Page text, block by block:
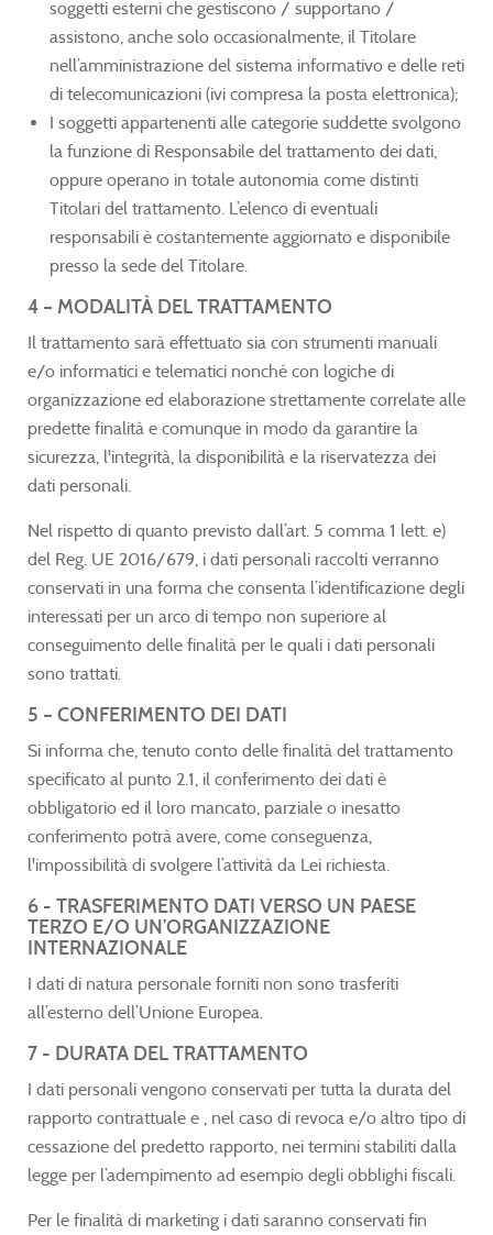
soggetti esterni che gestiscono / supportano /
assistono, anche solo occasionalmente, il Titolare
nell’amministrazione del sistema informativo e delle reti
di telecomunicazioni (ivi compresa la posta elettronica);
I soggetti appartenenti alle categorie suddette svolgono
la funzione di Responsabile del trattamento dei dati,
oppure operano in totale autonomia come distinti
Titolari del trattamento. L’elenco di eventuali
responsabili è costantemente aggiornato e disponibile
presso la sede del Titolare.
4 – MODALITÀ DEL TRATTAMENTO
Il trattamento sarà effettuato sia con strumenti manuali
e/o informatici e telematici nonché con logiche di
organizzazione ed elaborazione strettamente correlate alle
predette finalità e comunque in modo da garantire la
sicurezza, l'integrità, la disponibilità e la riservatezza dei
dati personali.
Nel rispetto di quanto previsto dall’art. 5 comma 1 lett. e)
del Reg. UE 2016/679, i dati personali raccolti verranno
conservati in una forma che consenta l’identificazione degli
interessati per un arco di tempo non superiore al
conseguimento delle finalità per le quali i dati personali
sono trattati.
5 – CONFERIMENTO DEI DATI
Si informa che, tenuto conto delle finalità del trattamento
specificato al punto 2.1, il conferimento dei dati è
obbligatorio ed il loro mancato, parziale o inesatto
conferimento potrà avere, come conseguenza,
l'impossibilità di svolgere l’attività da Lei richiesta.
6 - TRASFERIMENTO DATI VERSO UN PAESE
TERZO E/O UN’ORGANIZZAZIONE
INTERNAZIONALE
I dati di natura personale forniti non sono trasferiti
all’esterno dell’Unione Europea.
7 - DURATA DEL TRATTAMENTO
I dati personali vengono conservati per tutta la durata del
rapporto contrattuale e , nel caso di revoca e/o altro tipo di
cessazione del predetto rapporto, nei termini stabiliti dalla
legge per l’adempimento ad esempio degli obblighi fiscali.
Per le finalità di marketing i dati saranno conservati fin